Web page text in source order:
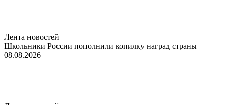
Лента новостей
Школьники России пополнили копилку наград страны
08.08.2026